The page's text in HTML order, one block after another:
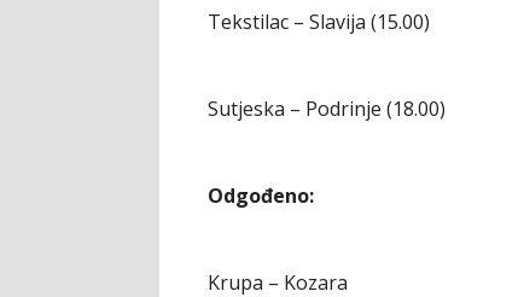
Tekstilac – Slavija (15.00)
Sutjeska – Podrinje (18.00)
Odgođeno:
Krupa – Kozara